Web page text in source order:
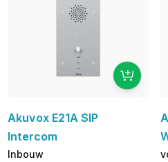
Akuvox E21A SIP
Intercom
Inbouw